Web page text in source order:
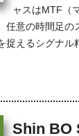
ャスはMTF（
任意の時間足の
捉えるシグナル
Shin BO